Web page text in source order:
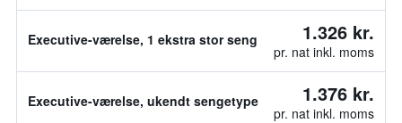
Executive-værelse, 1 ekstra stor seng 1.326 kr.
pr. nat inkl. moms
Executive-værelse, ukendt sengetype 1.376 kr.
pr. nat inkl. moms